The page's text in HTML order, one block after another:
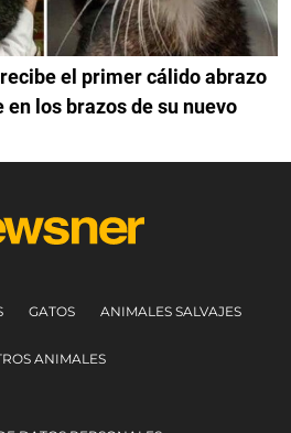
el primer cálido abrazo
los brazos de su nuevo
GATOS ANIMALES SALVAJES
ANIMALES